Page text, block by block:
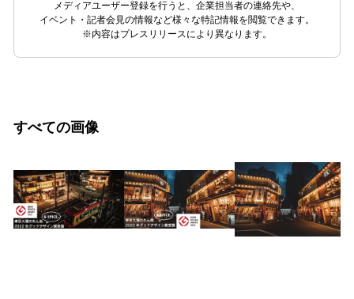
メディアユーザー登録を行うと、企業担当者の連絡先や、
イベント・記者会見の情報など様々な特記情報を閲覧できます。
※内容はプレスリリースにより異なります。
すべての画像